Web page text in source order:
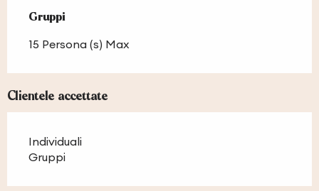
Gruppi
Gruppi
15 Persona (s) Max
Clientele accettate
Individuali
Gruppi